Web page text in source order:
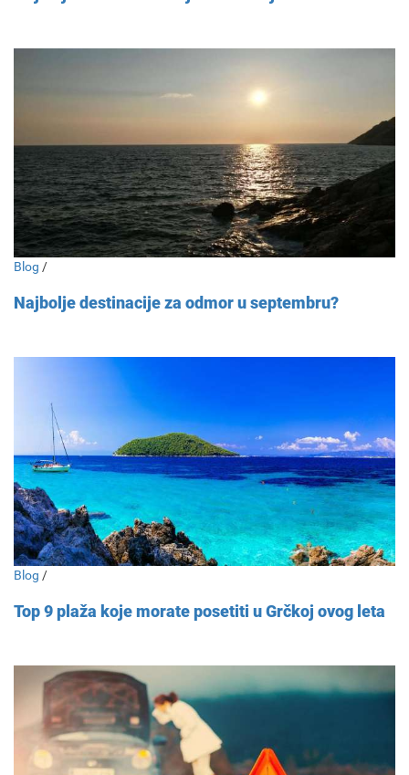
Blog /
Najbolje destinacije za odmor u septembru?
Blog /
Top 9 plaža koje morate posetiti u Grčkoj ovog leta